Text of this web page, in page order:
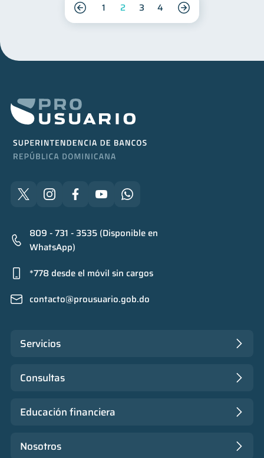
1 2 3 4
809 - 731 - 3535 (Disponible en
WhatsApp)
*778 desde el móvil sin cargos
contacto@prousuario.gob.do
Servicios
Consultas
Educación financiera
Nosotros